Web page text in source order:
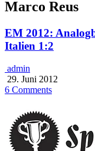
Marco Reus
EM 2012:
Italien 1:2
admin
29. Juni 2012
6 Comments